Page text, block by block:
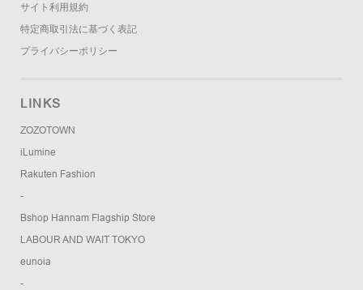
サイト利用規約
特定商取引法に基づく表記
プライバシーポリシー
LINKS
ZOZOTOWN
iLumine
Rakuten Fashion
-
Bshop Hannam Flagship Store
LABOUR AND WAIT TOKYO
eunoia
-